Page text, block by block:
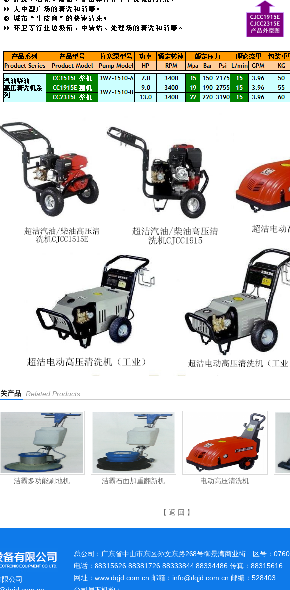
产品 Related Products
洁霸多功能刷地机 洁霸石面加重翻新机 电动高压清洗机
【 返 回 】
公司
总公司：广东省中山市东区孙文东路268号御景湾商业街 区号：0760
电话：88315626 88381726 88333844 88334486 传真：88315616
网址：www.dqjd.com.cn 邮箱：info@dqjd.com.cn 邮编：528403